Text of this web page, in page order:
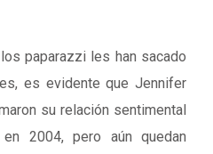
paparazzi les han sacado
es evidente que Jennifer
su relación sentimental
2004, pero aún quedan